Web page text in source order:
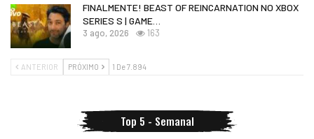
FINALMENTE! BEAST OF REINCARNATION NO XBOX
SERIES S | GAME…
3 ago, 2026 163
ANTERIOR PRÓXIMO 1 De 7.894
Top 5 - Semanal